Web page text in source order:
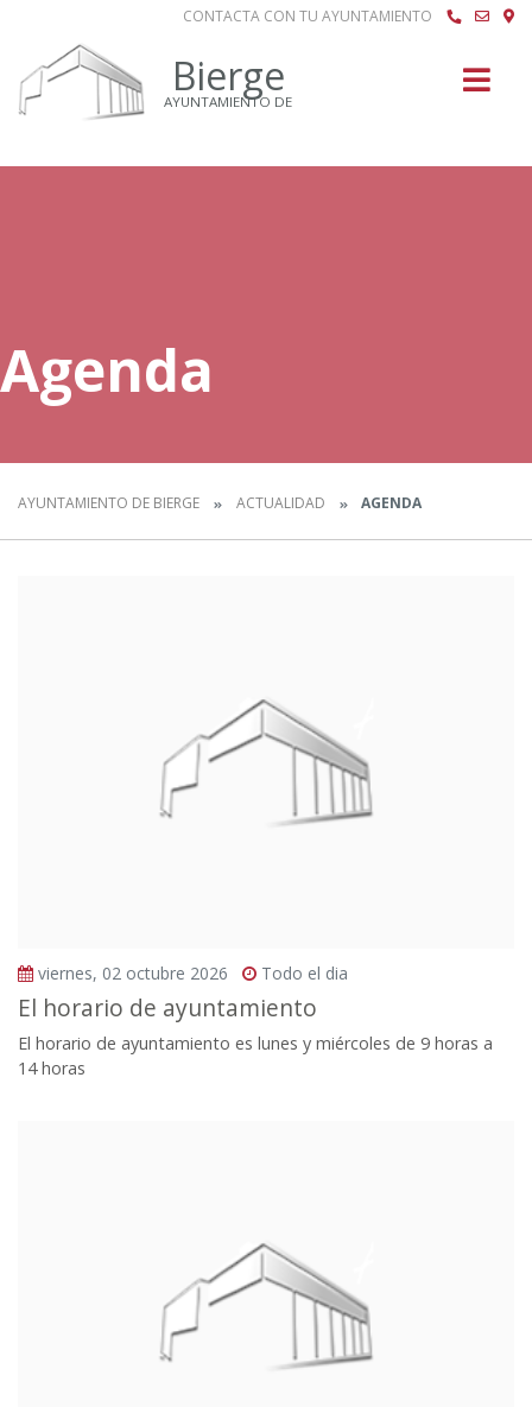
CONTACTA CON TU AYUNTAMIENTO
Bierge
AYUNTAMIENTO DE
Agenda
AYUNTAMIENTO DE BIERGE ACTUALIDAD AGENDA
viernes, 02 octubre 2026 Todo el dia
El horario de ayuntamiento
El horario de ayuntamiento es lunes y miércoles de 9 horas a
14 horas